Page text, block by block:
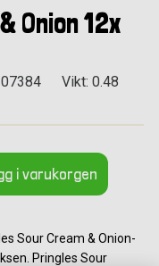
Onion 12x
Vikt: 0.48
i varukorgen
Sour Cream & Onion-
Pringles Sour